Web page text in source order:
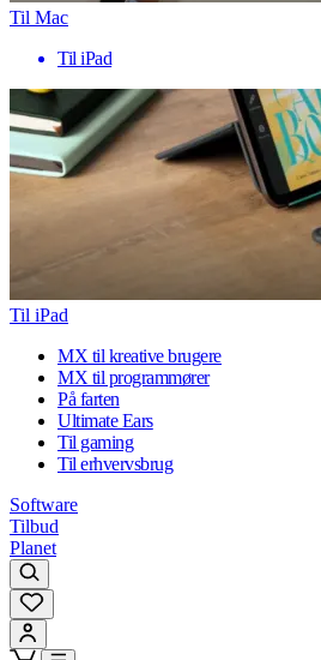
Til Mac
Til iPad
Til iPad
MX til kreative brugere
MX til programmører
På farten
Ultimate Ears
Til gaming
Til erhvervsbrug
Software
Tilbud
Planet